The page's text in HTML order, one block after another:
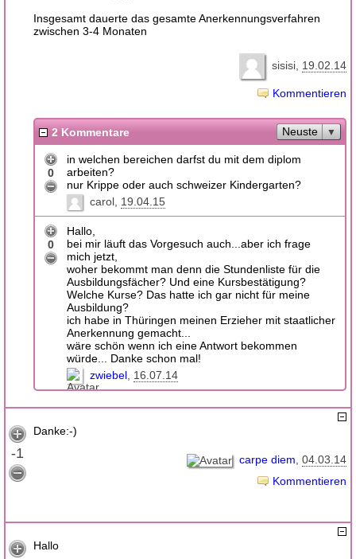
Insgesamt dauerte das gesamte Anerkennungsverfahren
zwischen 3-4 Monaten
sisisi 19.02.14
Kommentieren
2 Kommentare Neuste
0
in welchen bereichen darfst du mit dem diplom
arbeiten?
nur Krippe oder auch schweizer Kindergarten?
carol 19.04.15
0
Hallo,
bei mir läuft das Vorgesuch auch...aber ich frage
mich jetzt,
woher bekommt man denn die Stundenliste für die
Ausbildungsfächer? Und eine Kursbestätigung?
Welche Kurse? Das hatte ich gar nicht für meine
Ausbildung?
ich habe in Thüringen meinen Erzieher mit staatlicher
Anerkennung gemacht...
wäre schön wenn ich eine Antwort bekommen
würde... Danke schon mal!
zwiebel 16.07.14
-1
Danke:-)
carpe diem 04.03.14
Kommentieren
Hallo